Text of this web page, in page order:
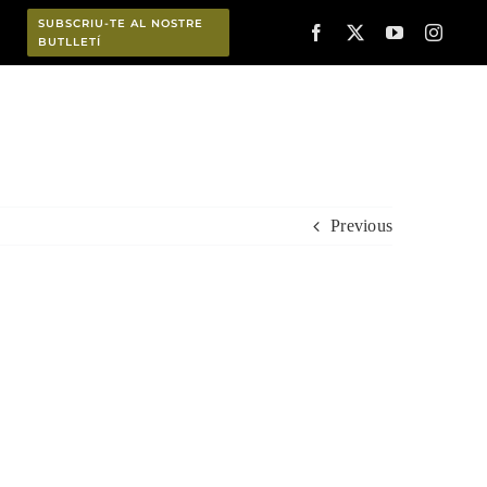
SUBSCRIU-TE AL NOSTRE
BUTLLETÍ
Previous